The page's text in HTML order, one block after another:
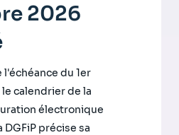
2026
du 1er
calendrier de la
électronique
DGFiP précise sa